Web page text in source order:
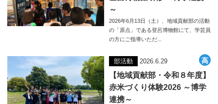
～
2026年6月13日（土）、地域貢献部の活動
の「原点」である登呂博物館にて、学芸員
の方にご指導いただ...
部活動 2026.6.29
【地域貢献部・令和８年度】
赤米づくり体験2026 ～博学
連携～